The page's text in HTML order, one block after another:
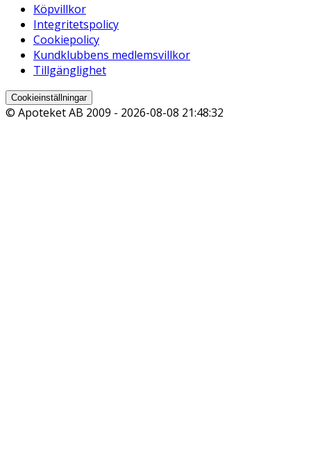
Köpvillkor
Integritetspolicy
Cookiepolicy
Kundklubbens medlemsvillkor
Tillgänglighet
Cookieinställningar
© Apoteket AB 2009 - 2026-08-08 21:48:32